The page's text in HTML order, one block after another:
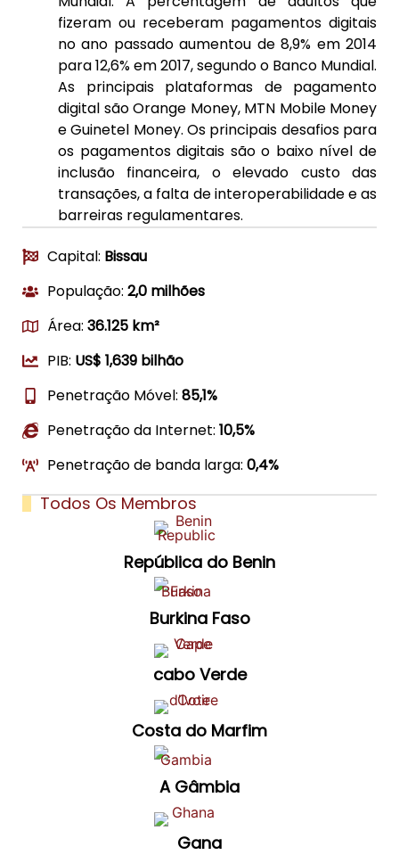
fizeram ou receberam pagamentos digitais
no ano passado aumentou de 8,9% em 2014
para 12,6% em 2017, segundo o Banco Mundial.
As principais plataformas de pagamento
digital são Orange Money, MTN Mobile Money
e Guinetel Money. Os principais desafios para
os pagamentos digitais são o baixo nível de
inclusão financeira, o elevado custo das
transações, a falta de interoperabilidade e as
barreiras regulamentares.
Capital: Bissau
População: 2,0 milhões
Área: 36.125 km²
PIB: US$ 1,639 bilhão
Penetração Móvel: 85,1%
Penetração da Internet: 10,5%
Penetração de banda larga: 0,4%
Todos Os Membros
República do Benin
Burkina Faso
cabo Verde
Costa do Marfim
A Gâmbia
Gana